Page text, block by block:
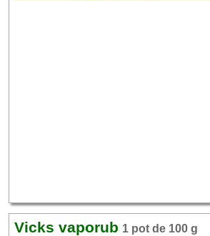
Vicks vaporub 1 pot de 100 g